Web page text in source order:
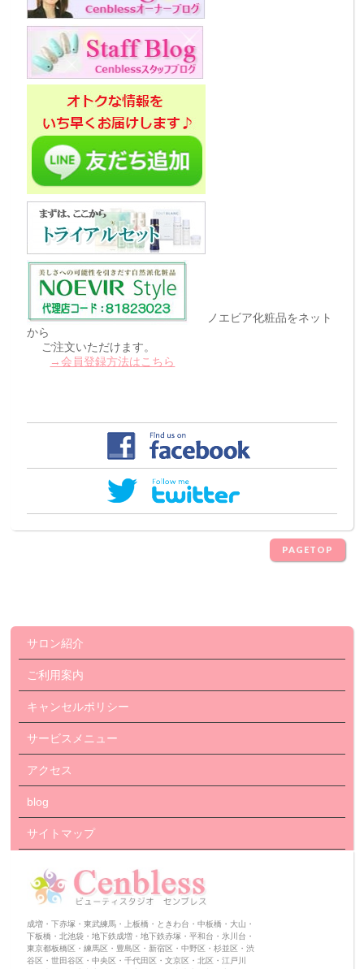
ノエビア化粧品をネット
から
ご注文いただけます。
→会員登録方法はこちら
PAGETOP
サロン紹介
ご利用案内
キャンセルポリシー
サービスメニュー
アクセス
blog
サイトマップ
成増・下赤塚・東武練馬・上板橋・ときわ台・中板橋・大山・
下板橋・北池袋・地下鉄成増・地下鉄赤塚・平和台・氷川台・
東京都板橋区・練馬区・豊島区・新宿区・中野区・杉並区・渋
谷区・世田谷区・中央区・千代田区・文京区・北区・江戸川